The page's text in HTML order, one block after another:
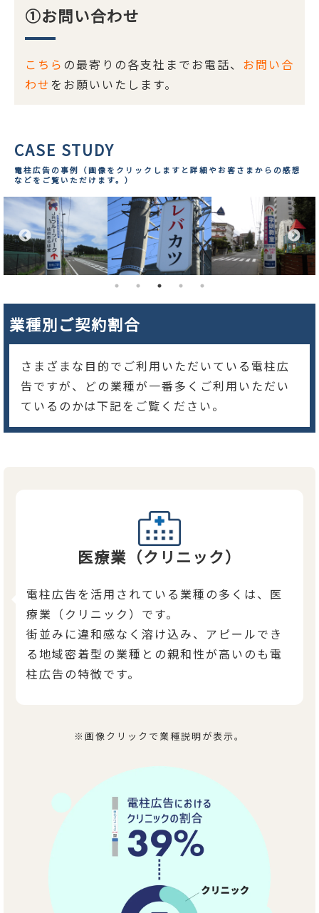
詳しくはこちら
①お問い合わせ
こちら の最寄りの各支社までお電話、 お問い合
わせ をお願いいたします。
CASE STUDY
電柱広告の事例（画像をクリックしますと詳細やお客さまからの感想
などをご覧いただけます。）
業種別ご契約割合
さまざまな目的でご利用いただいている電柱広
告ですが、どの業種が一番多くご利用いただい
ているのかは下記をご覧ください。
医療業（クリニック）
電柱広告を活用されている業種の多くは、医
療業（クリニック）です。
街並みに違和感なく溶け込み、アピールでき
る地域密着型の業種との親和性が高いのも電
柱広告の特徴です。
※画像クリックで業種説明が表示。